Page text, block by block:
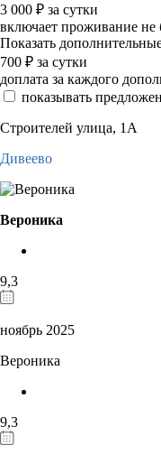
3 000 ₽ за сутки
включает проживание не
Показать
700 ₽ за сутки
доплата за каждого
показывать
Строителей улица, 1А
Дивеево
Вероника
9,3
ноябрь 2025
Вероника
9,3